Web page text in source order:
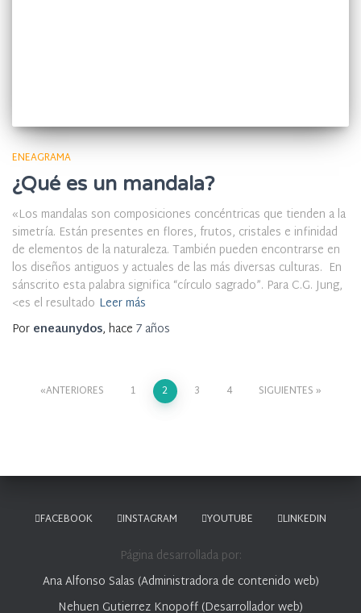
ENEAGRAMA
¿Qué es un mandala?
«Los mandalas son composiciones concéntricas que tienden a la
simetría. Están presentes en flores, frutos, cristales e infinidad
de elementos de la naturaleza. También pueden encontrarse en
los diseños antiguos y actuales de las más diversas culturas. En
sánscrito esta palabra significa “círculo sagrado”. Para C.G. Jung,
<es el resultado Leer más
Por eneaunydos, hace 7 años
ANTERIORES 1 2 3 4 SIGUIENTES
FACEBOOK INSTAGRAM YOUTUBE LINKEDIN
Página desarrollada por:
Ana Alfonso Salas (Administradora de contenido web)
Nehuen Gutierrez Knopoff (Desarrollador web)